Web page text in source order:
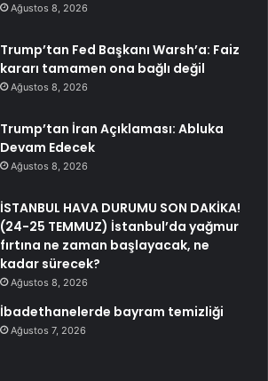
Ağustos 8, 2026
Trump’tan Fed Başkanı Warsh’a: Faiz
kararı tamamen ona bağlı değil
Ağustos 8, 2026
Trump’tan İran Açıklaması: Abluka
Devam Edecek
Ağustos 8, 2026
İSTANBUL HAVA DURUMU SON DAKİKA!
(24-25 TEMMUZ) İstanbul’da yağmur
fırtına ne zaman başlayacak, ne
kadar sürecek?
Ağustos 8, 2026
İbadethanelerde bayram temizliği
Ağustos 7, 2026